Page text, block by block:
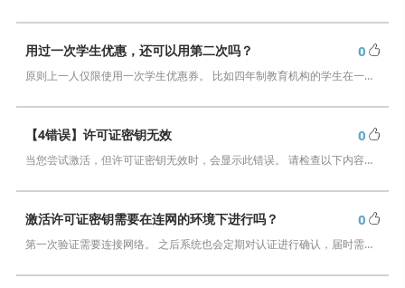
用过一次学生优惠，还可以用第二次吗？ 0
原则上一人仅限使用一次学生优惠券。 比如四年制教育机构的学生在一年级开始使用我们的产品，可享受三年优惠，但是第四年优惠就会被取消。但如果您继续升学、所在的教育机…
【4错误】许可证密钥无效 0
当您尝试激活，但许可证密钥无效时，会显示此错误。 请检查以下内容并重新尝试激活许可证密钥。 ・许可证密钥中是否有多余的空格？ （许可证密钥需输入包括连字…
激活许可证密钥需要在连网的环境下进行吗？ 0
第一次验证需要连接网络。 之后系统也会定期对认证进行确认，届时需要连网。